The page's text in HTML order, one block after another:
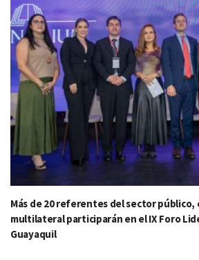
Más de 20 referentes del sector público,
multilateral participarán en el IX Foro
Guayaquil